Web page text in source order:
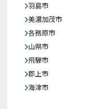
羽島市
美濃加茂市
各務原市
山県市
飛騨市
郡上市
海津市